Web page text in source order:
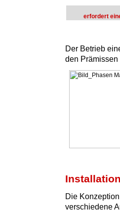
erfordert
Der Betrieb
den Prämissen
Die
verschiedene